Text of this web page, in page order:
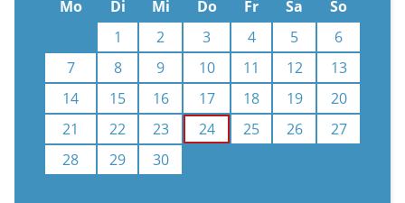
Mo Di Mi Do Fr Sa
So
1
2 3 4 5
6
7
8 9 10 11 12
13
14
15 16 17 18 19
20
21
22 23 24 25 26
27
28
29
30